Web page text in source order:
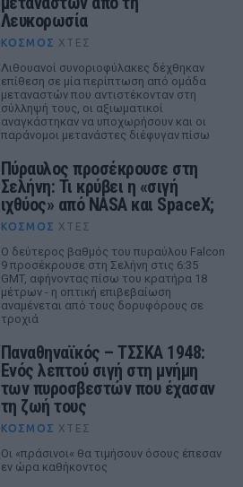
Λευκορωσία
ΚΌΣΜΟΣ ΧΤΕΣ
Λιθουανοί συνοριοφύλακες δέχθηκαν
επίθεση σε μία περίπτωση από ομάδα
μεταναστών που αντιστέκονταν στη
σύλληψή τους, οι αξιωματικοί
αναγκάστηκαν να υποχωρήσουν και οι
παράνομοι μετανάστες διέφυγαν πίσω
Πύραυλος προσέκρουσε στη
Σελήνη: Τι κρύβει η «σιγή
ιχθύος» από NASA και SpaceX;
ΚΌΣΜΟΣ ΧΤΕΣ
Ο δεύτερος βαθμός του πυραύλου Falcon
9 προσέκρουσε στη Σελήνη στις 6:35
GMT, αφήνοντας πίσω του κρατήρα 18
μέτρων - η οπτική επιβεβαίωση
αναμένεται από τους δορυφόρους σε
τροχιά
Παναθηναϊκός – ΤΣΣΚΑ 1948:
Ενός λεπτού σιγή στη μνήμη
των πυροσβεστών που έχασαν
τη ζωή τους
ΚΌΣΜΟΣ ΧΤΕΣ
Οι «πράσινοι« θα τιμήσουν όσους έπεσαν
εν ώρα καθήκοντος